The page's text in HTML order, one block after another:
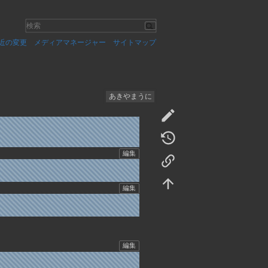
の変更 メディアマネージャー サイトマップ
あきやまうに
編集
編集
編集